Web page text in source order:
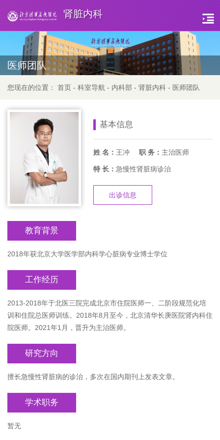
肾脏内科
医师团队
您现在的位置： 首页 - 科室导航 - 内科部 - 肾脏内科 - 医师团队
基本信息
姓 名： 王冲 职 务： 主治医师
特 长： 急慢性肾脏病诊治
出诊信息
教育背景
2018年获北京大学医学部内科学心脏病专业博士学位
工作经历
2013-2018年于北医三院完成北京市住院医师一、二阶段规范化培
训和住院总医师训练。2018年8月至今，北京清华长庚医院肾内科住
院医师。2021年1月，晋升为主治医师。
研究方向
擅长急慢性肾脏病的诊治，多次在国内期刊上发表文章。
学术职务
暂无